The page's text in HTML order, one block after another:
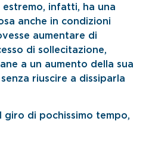
infatti, ha una
anche in condizioni
aumentare di
di sollecitazione,
a un aumento della sua
riuscire a dissiparla
di pochissimo tempo,